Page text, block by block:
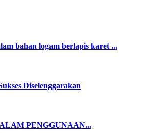
bahan logam berlapis karet ...
Diselenggarakan
PENGGUNAAN...